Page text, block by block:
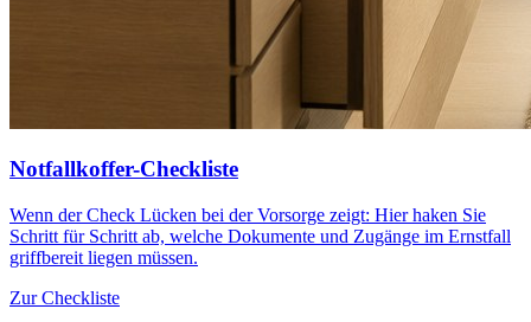
Notfallkoffer-Checkliste
Wenn der Check Lücken bei der Vorsorge zeigt: Hier haken Sie
Schritt für Schritt ab, welche Dokumente und Zugänge im Ernstfall
griffbereit liegen müssen.
Zur Checkliste